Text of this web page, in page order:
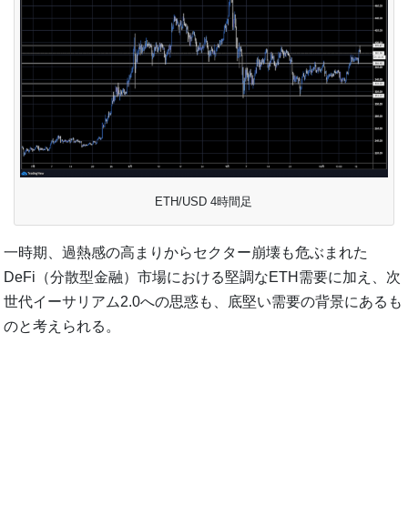
ETH/USD 4時間足
一時期、過熱感の高まりからセクター崩壊も危ぶまれた
DeFi（分散型金融）市場における堅調なETH需要に加え、次
世代イーサリアム2.0への思惑も、底堅い需要の背景にあるも
のと考えられる。